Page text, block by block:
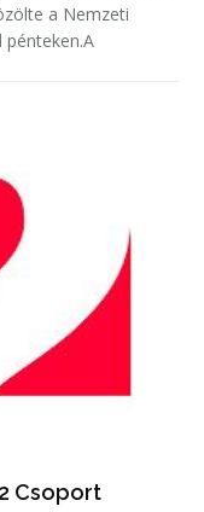
a Nemzeti
pénteken.A
Csoport